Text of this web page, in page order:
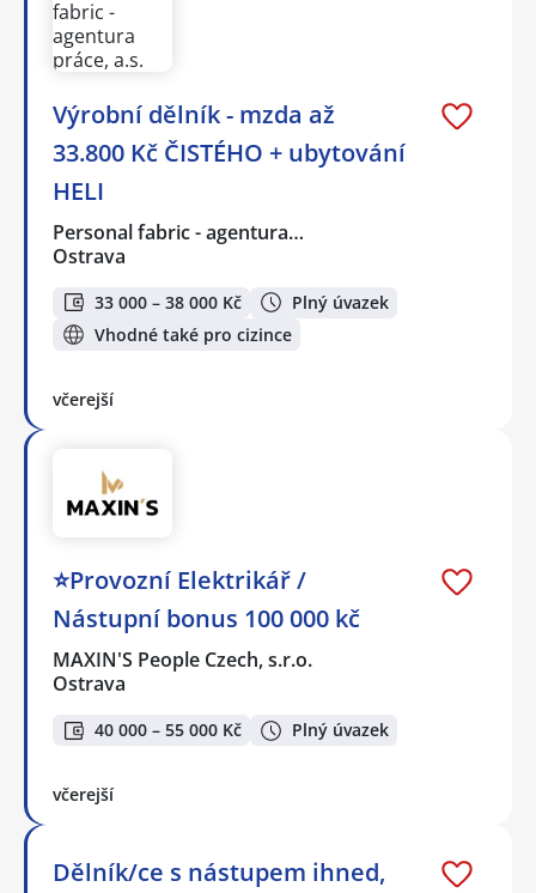
Výrobní dělník - mzda až
33.800 Kč ČISTÉHO + ubytování
HELI
Personal fabric - agentura…
Ostrava
33 000 – 38 000 Kč
Plný úvazek
Vhodné také pro cizince
včerejší
⭐Provozní Elektrikář /
Nástupní bonus 100 000 kč
MAXIN'S People Czech, s.r.o.
Ostrava
40 000 – 55 000 Kč Plný úvazek
včerejší
Dělník/ce s nástupem ihned,